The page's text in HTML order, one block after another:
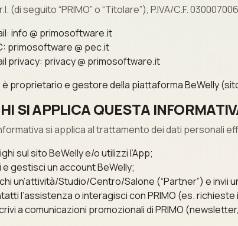
(di seguito “PRIMO” o “Titolare”), P.IVA/C.F.
info @ primosoftware.it
primosoftware @ pec.it
privacy: privacy @ primosoftware.it
è proprietario e gestore della piattaforma BeWelly
SI APPLICA QUESTA
si applica al trattamento dei dati personali
sul sito BeWelly e/o utilizzi l’App;
e gestisci un account BeWelly;
un’attività/Studio/Centro/Salone (“Partner”) e invii
l’assistenza o interagisci con PRIMO (es.
a comunicazioni promozionali di PRIMO